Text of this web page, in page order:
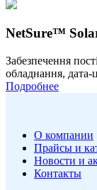
NetSure™
Забезпечення
обладнання, дата-
Подробнее
О компании
Прайсы и
Новости и
Контакты